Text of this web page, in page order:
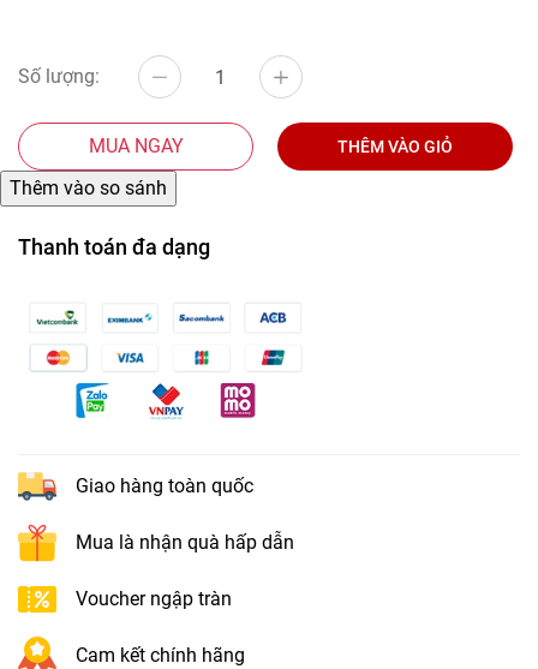
Số lượng:
MUA NGAY THÊM VÀO GIỎ
Thanh toán đa dạng
Giao hàng toàn quốc
Mua là nhận quà hấp dẫn
Voucher ngập tràn
Cam kết chính hãng